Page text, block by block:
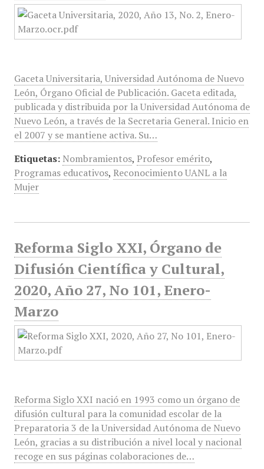
Gaceta Universitaria, Universidad Autónoma de Nuevo
León, Órgano Oficial de Publicación. Gaceta editada,
publicada y distribuida por la Universidad Autónoma de
Nuevo León, a través de la Secretaria General. Inicio en
el 2007 y se mantiene activa. Su…
Etiquetas: Nombramientos, Profesor emérito,
Programas educativos, Reconocimiento UANL a la
Mujer
Reforma Siglo XXI, Órgano de
Difusión Científica y Cultural,
2020, Año 27, No 101, Enero-
Marzo
Reforma Siglo XXI nació en 1993 como un órgano de
difusión cultural para la comunidad escolar de la
Preparatoria 3 de la Universidad Autónoma de Nuevo
León, gracias a su distribución a nivel local y nacional
recoge en sus páginas colaboraciones de…